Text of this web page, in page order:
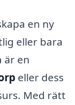
en ny
eller bara
är en
eller dess
Med rätt